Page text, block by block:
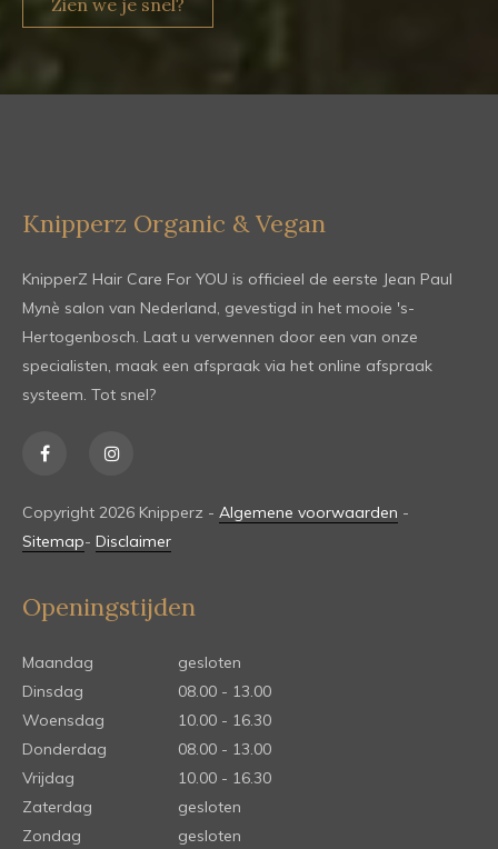
Zien we je snel?
Knipperz Organic & Vegan
KnipperZ Hair Care For YOU is officieel de eerste Jean Paul
Mynè salon van Nederland, gevestigd in het mooie 's-
Hertogenbosch. Laat u verwennen door een van onze
specialisten, maak een afspraak via het online afspraak
systeem. Tot snel?
Copyright 2026 Knipperz - Algemene voorwaarden -
Sitemap- Disclaimer
Openingstijden
Maandag
gesloten
Dinsdag
08.00 - 13.00
Woensdag
10.00 - 16.30
Donderdag
08.00 - 13.00
Vrijdag
10.00 - 16.30
Zaterdag
gesloten
Zondag
gesloten